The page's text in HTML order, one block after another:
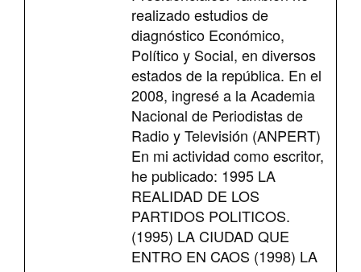
realizado estudios de
diagnóstico Económico,
Político y Social, en diversos
estados de la república. En el
2008, ingresé a la Academia
Nacional de Periodistas de
Radio y Televisión (ANPERT)
En mi actividad como escritor,
he publicado: 1995 LA
REALIDAD DE LOS
PARTIDOS POLITICOS.
(1995) LA CIUDAD QUE
ENTRO EN CAOS (1998) LA